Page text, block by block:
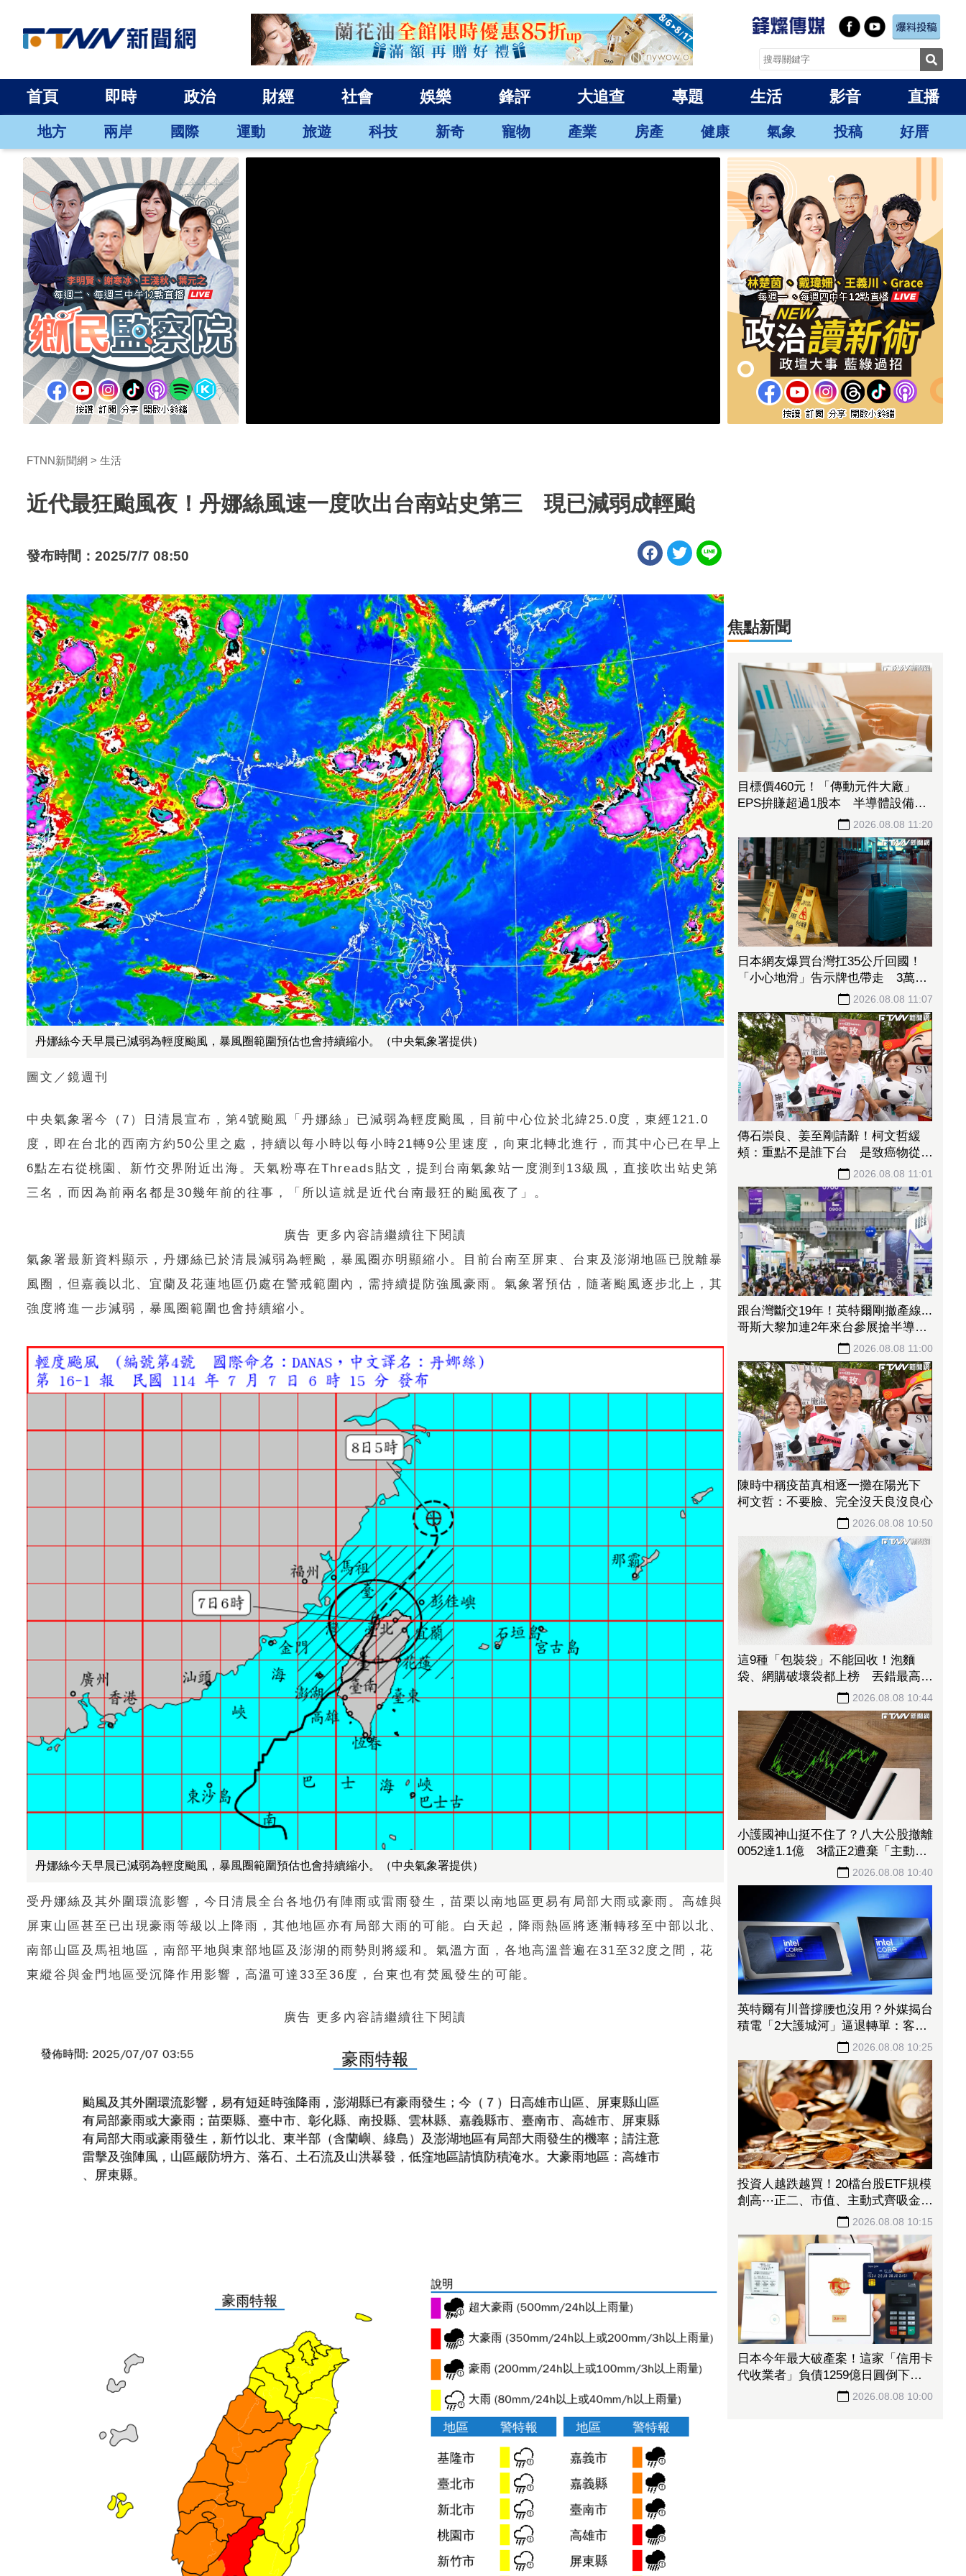
首頁 即時 政治 財經 社會 娛樂 鋒評 大追查 專題 生活 影音 直播
地方 兩岸 國際 運動 旅遊 科技 新奇 寵物 產業 房產 健康 氣象 投稿 好厝
FTNN新聞網 生活
近代最狂颱風夜！丹娜絲風速一度吹出台南站史第三 現已減弱成輕颱
發布時間：2025/7/7 08:50
丹娜絲今天早晨已減弱為輕度颱風，暴風圈範圍預估也會持續縮小。（中央氣象署提供）
圖文／鏡週刊
中央氣象署今（7）日清晨宣布，第4號颱風「丹娜絲」已減弱為輕度颱風，目前中心位於北緯25.0度，東經121.0
度，即在台北的西南方約50公里之處，持續以每小時以每小時21轉9公里速度，向東北轉北進行，而其中心已在早上
6點左右從桃園、新竹交界附近出海。天氣粉專在Threads貼文，提到台南氣象站一度測到13級風，直接吹出站史第
三名，而因為前兩名都是30幾年前的往事，「所以這就是近代台南最狂的颱風夜了」。
廣告 更多內容請繼續往下閱讀
氣象署最新資料顯示，丹娜絲已於清晨減弱為輕颱，暴風圈亦明顯縮小。目前台南至屏東、台東及澎湖地區已脫離暴
風圈，但嘉義以北、宜蘭及花蓮地區仍處在警戒範圍內，需持續提防強風豪雨。氣象署預估，隨著颱風逐步北上，其
強度將進一步減弱，暴風圈範圍也會持續縮小。
丹娜絲今天早晨已減弱為輕度颱風，暴風圈範圍預估也會持續縮小。（中央氣象署提供）
受丹娜絲及其外圍環流影響，今日清晨全台各地仍有陣雨或雷雨發生，苗栗以南地區更易有局部大雨或豪雨。高雄與
屏東山區甚至已出現豪雨等級以上降雨，其他地區亦有局部大雨的可能。白天起，降雨熱區將逐漸轉移至中部以北、
南部山區及馬祖地區，南部平地與東部地區及澎湖的雨勢則將緩和。氣溫方面，各地高溫普遍在31至32度之間，花
東縱谷與金門地區受沉降作用影響，高溫可達33至36度，台東也有焚風發生的可能。
廣告 更多內容請繼續往下閱讀
焦點新聞
目標價460元！「傳動元件大廠」
EPS拚賺超過1股本 半導體設備需
2026.08.08 11:20
日本網友爆買台灣扛35公斤回國！
「小心地滑」告示牌也帶走 3萬人
2026.08.08 11:07
傳石崇良、姜至剛請辭！柯文哲緩
頰：重點不是誰下台 是致癌物從哪
2026.08.08 11:01
跟台灣斷交19年！英特爾剛撤產線...
哥斯大黎加連2年來台參展搶半導體
2026.08.08 11:00
陳時中稱疫苗真相逐一攤在陽光下
柯文哲：不要臉、完全沒天良沒良心
2026.08.08 10:50
這9種「包裝袋」不能回收！泡麵
袋、網購破壞袋都上榜 丟錯最高罰
2026.08.08 10:44
小護國神山挺不住了？八大公股撤離
0052達1.1億 3檔正2遭棄「主動式
2026.08.08 10:40
英特爾有川普撐腰也沒用？外媒揭台
積電「2大護城河」逼退轉單：客戶
2026.08.08 10:25
投資人越跌越買！20檔台股ETF規模
創高⋯正二、市值、主動式齊吸金
「這檔正2」今年績效飆105%
2026.08.08 10:15
日本今年最大破產案！這家「信用卡
代收業者」負債1259億日圓倒下 2
萬家餐飲業53億款項卡住2026.08.08 10:00